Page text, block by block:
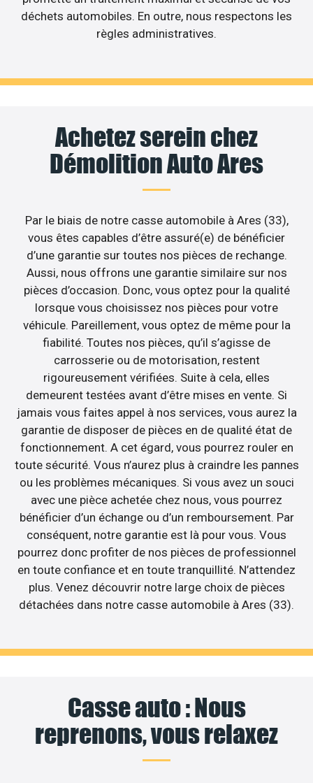
déchets automobiles. En outre, nous respectons les
règles administratives.
Achetez serein chez
Démolition Auto Ares
Par le biais de notre casse automobile à Ares (33),
vous êtes capables d’être assuré(e) de bénéficier
d’une garantie sur toutes nos pièces de rechange.
Aussi, nous offrons une garantie similaire sur nos
pièces d’occasion. Donc, vous optez pour la qualité
lorsque vous choisissez nos pièces pour votre
véhicule. Pareillement, vous optez de même pour la
fiabilité. Toutes nos pièces, qu’il s’agisse de
carrosserie ou de motorisation, restent
rigoureusement vérifiées. Suite à cela, elles
demeurent testées avant d’être mises en vente. Si
jamais vous faites appel à nos services, vous aurez la
garantie de disposer de pièces en de qualité état de
fonctionnement. A cet égard, vous pourrez rouler en
toute sécurité. Vous n’aurez plus à craindre les pannes
ou les problèmes mécaniques. Si vous avez un souci
avec une pièce achetée chez nous, vous pourrez
bénéficier d’un échange ou d’un remboursement. Par
conséquent, notre garantie est là pour vous. Vous
pourrez donc profiter de nos pièces de professionnel
en toute confiance et en toute tranquillité. N’attendez
plus. Venez découvrir notre large choix de pièces
détachées dans notre casse automobile à Ares (33).
Casse auto : Nous
reprenons, vous relaxez